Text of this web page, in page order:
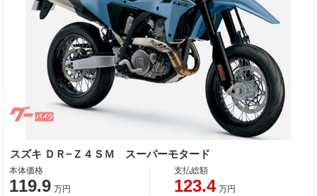
スズキ ＤＲ−Ｚ４ＳＭ スーパーモタード
本体価格
119.9 万円
支払総額
123.4 万円